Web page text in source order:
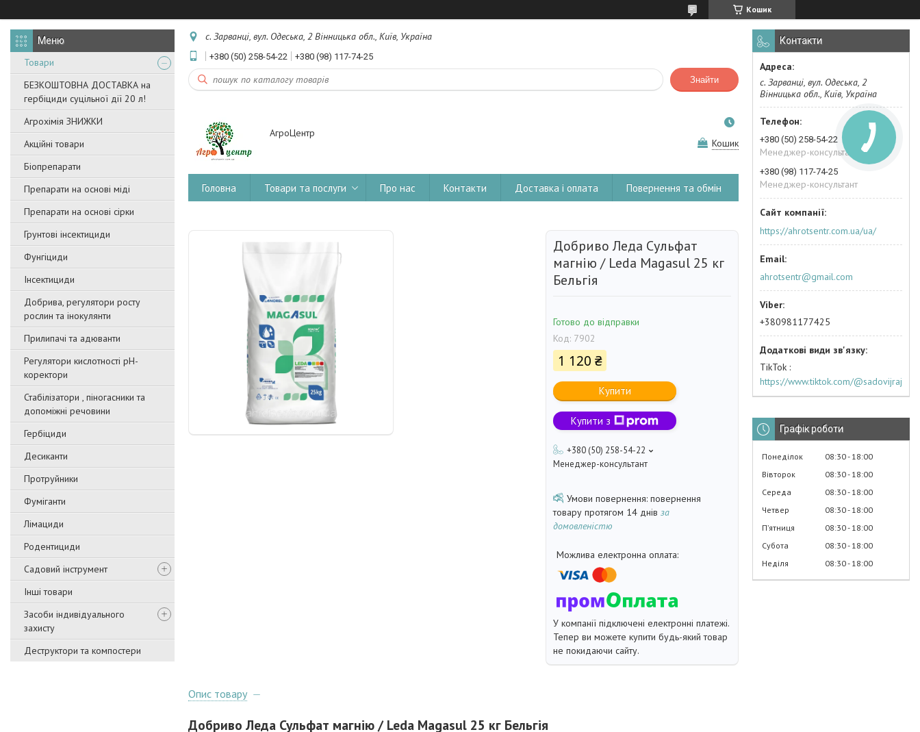
Кошик
Товари
БЕЗКОШТОВНА ДОСТАВКА на
гербіциди суцільної дії 20 л!
Агрохімія ЗНИЖКИ
Акційні товари
Біопрепарати
Препарати на основі міді
Препарати на основі сірки
Грунтові інсектициди
Фунгіциди
Інсектициди
Добрива, регулятори росту
рослин та інокулянти
Прилипачі та адюванти
Регулятори кислотності pН-
коректори
Стабілізатори , піногасники та
допоміжні речовини
Гербіциди
Десиканти
Протруйники
Фуміганти
Лімациди
Родентициди
Садовий інструмент
Інші товари
Засоби індивідуального
захисту
Деструктори та компостери
с. Зарванці, вул. Одеська, 2 Вінницька обл., Київ, Україна
+380 (50) 258-54-22 +380 (98) 117-74-25
Знайти
АгроЦентр
Кошик
Головна Товари та послуги Про нас Контакти Доставка і оплата Повернення та обмін
Добриво Леда Сульфат
магнію / Leda Magasul 25 кг
Бельгія
Готово до відправки
Код: 7902
1 120 ₴
Купити
Купити з
+380 (50) 258-54-22
Менеджер-консультант
повернення
товару протягом 14 днів за
домовленістю
У компанії підключені електронні платежі.
Тепер ви можете купити будь-який товар
не покидаючи сайту.
Опис товару
Добриво Леда Сульфат магнію / Leda Magasul 25 кг Бельгія
Контакти
с. Зарванці, вул. Одеська, 2
Вінницька обл., Київ, Україна
+380 (50) 258-54-22
Менеджер-консультант
+380 (98) 117-74-25
Менеджер-консультант
https://ahrotsentr.com.ua/ua/
ahrotsentr@gmail.com
+380981177425
TikTok
https://www.tiktok.com/@sadovijraj
Графік роботи
Понеділок 08:30 18:00
Вівторок
08:30 18:00
Середа
08:30 18:00
Четвер
08:30 18:00
Пʼятниця
08:30 18:00
Субота
08:30 18:00
Неділя
08:30 18:00